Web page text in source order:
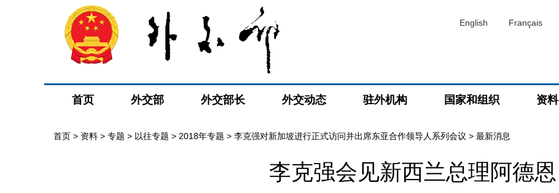
English Français
首页 外交部 外交部长 外交动态 驻外机构 国家和组织 资料
首页 > 资料 > 专题 > 以往专题 > 2018年专题 > 李克强对新加坡进行正式访问并出席东亚合作领导人系列会议 > 最新消息
李克强会见新西兰总理阿德恩